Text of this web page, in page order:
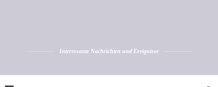
Interessante Nachrichten und Ereignisse